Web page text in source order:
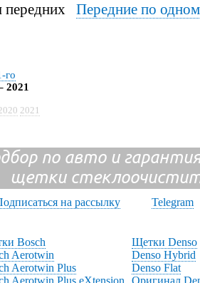
передних Передние по
го
2021
2021
по авто и
щетки
на рассылку
Telegram
Bosch
Aerotwin
Aerotwin Plus
Aerotwin Plus eXtension
Щетки Denso
Denso Hybrid
Denso Flat
Оригинал